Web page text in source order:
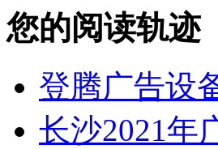
您的阅读轨迹
登腾广告设
长沙2021年